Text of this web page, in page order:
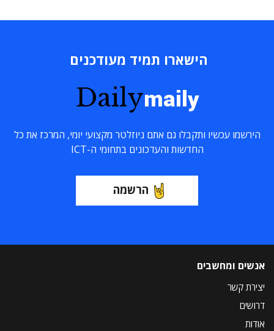
הישארו תמיד מעודכנים
Dailymaily
הירשמו עכשיו ותקבלו גם אתם ניוזלטר מקצועי יומי, המרכז את כל
החדשות והעדכונים בתחומי ה-ICT
הרשמה
אנשים ומחשבים
יצירת קשר
דרושים
אודות